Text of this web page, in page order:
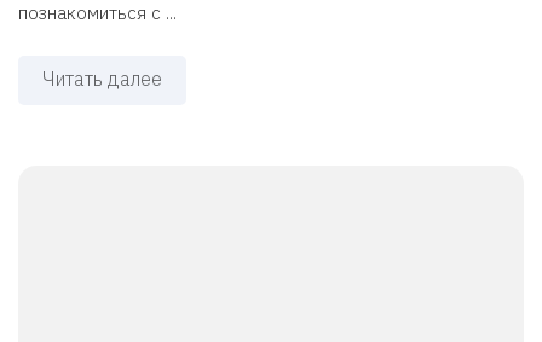
познакомиться с ...
Читать далее